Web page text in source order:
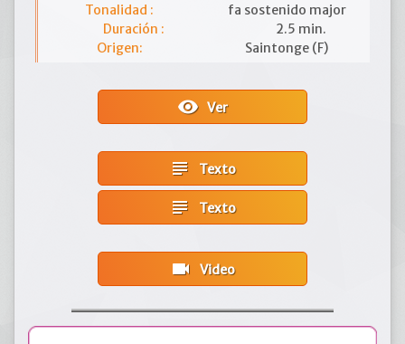
Tonalidad :
fa sostenido major
Duración :
2.5 min.
Origen:
Saintonge (F)
visibility Ver
subject Texto
subject Texto
videocam Video